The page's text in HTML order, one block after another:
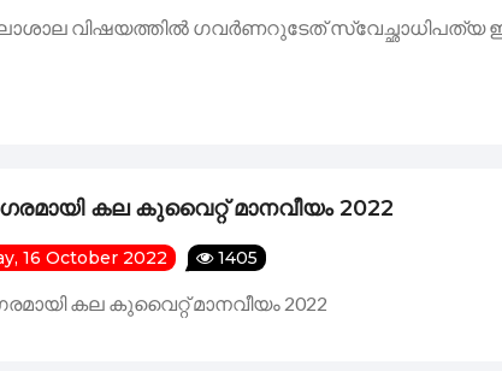
വിഷയത്തിൽ ഗവർണറുടേത് സ്വേച്ഛാധിപത്യ
കല കുവൈറ്റ് മാനവീയം 2022
16 October 2022 1405
കല കുവൈറ്റ് മാനവീയം 2022